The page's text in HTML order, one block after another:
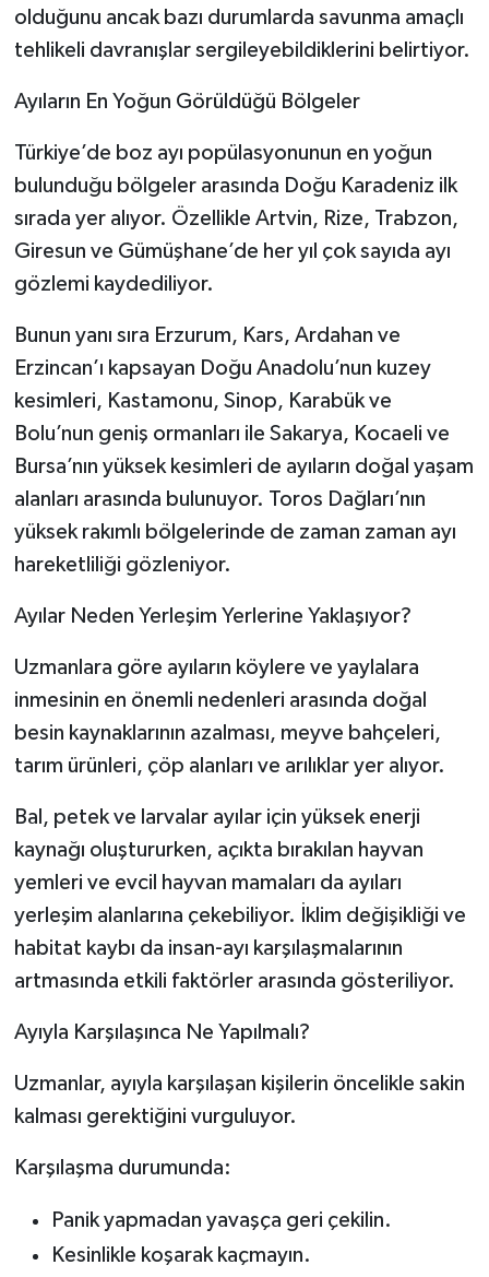
olduğunu ancak bazı durumlarda savunma amaçlı
tehlikeli davranışlar sergileyebildiklerini belirtiyor.
Ayıların En Yoğun Görüldüğü Bölgeler
Türkiye’de boz ayı popülasyonunun en yoğun
bulunduğu bölgeler arasında Doğu Karadeniz ilk
sırada yer alıyor. Özellikle Artvin, Rize, Trabzon,
Giresun ve Gümüşhane’de her yıl çok sayıda ayı
gözlemi kaydediliyor.
Bunun yanı sıra Erzurum, Kars, Ardahan ve
Erzincan’ı kapsayan Doğu Anadolu’nun kuzey
kesimleri, Kastamonu, Sinop, Karabük ve
Bolu’nun geniş ormanları ile Sakarya, Kocaeli ve
Bursa’nın yüksek kesimleri de ayıların doğal yaşam
alanları arasında bulunuyor. Toros Dağları’nın
yüksek rakımlı bölgelerinde de zaman zaman ayı
hareketliliği gözleniyor.
Ayılar Neden Yerleşim Yerlerine Yaklaşıyor?
Uzmanlara göre ayıların köylere ve yaylalara
inmesinin en önemli nedenleri arasında doğal
besin kaynaklarının azalması, meyve bahçeleri,
tarım ürünleri, çöp alanları ve arılıklar yer alıyor.
Bal, petek ve larvalar ayılar için yüksek enerji
kaynağı oluştururken, açıkta bırakılan hayvan
yemleri ve evcil hayvan mamaları da ayıları
yerleşim alanlarına çekebiliyor. İklim değişikliği ve
habitat kaybı da insan-ayı karşılaşmalarının
artmasında etkili faktörler arasında gösteriliyor.
Ayıyla Karşılaşınca Ne Yapılmalı?
Uzmanlar, ayıyla karşılaşan kişilerin öncelikle sakin
kalması gerektiğini vurguluyor.
Karşılaşma durumunda:
Panik yapmadan yavaşça geri çekilin.
Kesinlikle koşarak kaçmayın.